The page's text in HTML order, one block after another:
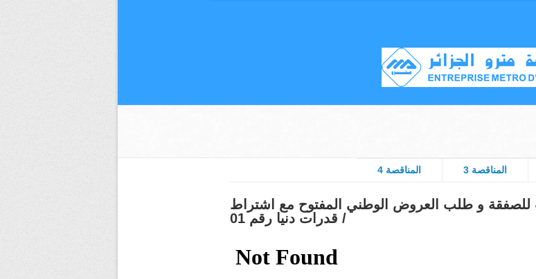
المناقصة 3 المناقصة 4
للصفقة و طلب العروض الوطني المفتوح مع اشتراط
قدرات دنيا رقم 01 /